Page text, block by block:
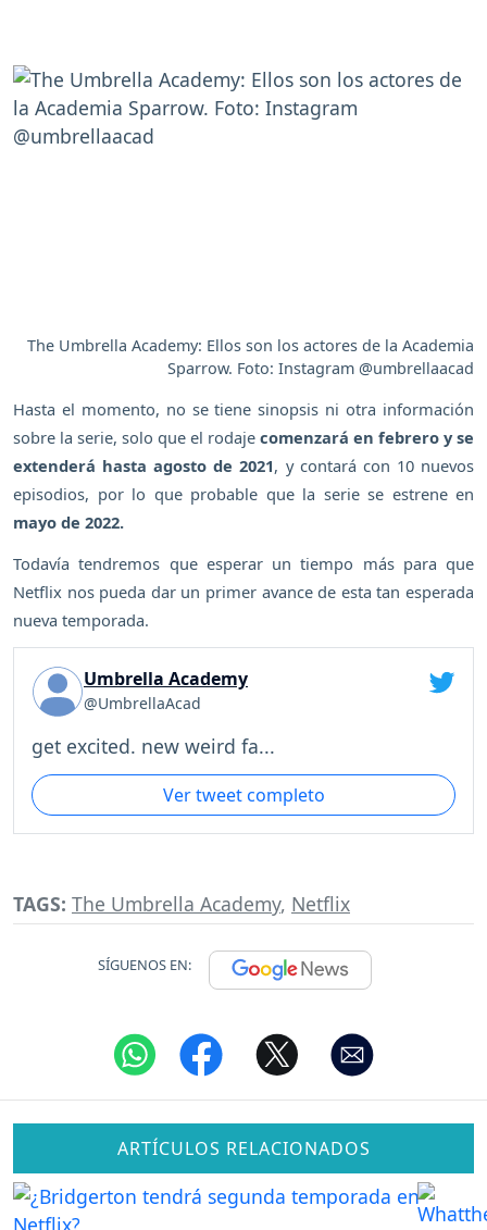
The Umbrella Academy: Ellos son los actores de la Academia
Sparrow. Foto: Instagram @umbrellaacad
Hasta el momento, no se tiene sinopsis ni otra información
sobre la serie, solo que el rodaje comenzará en febrero y se
extenderá hasta agosto de 2021, y contará con 10 nuevos
episodios, por lo que probable que la serie se estrene en
mayo de 2022.
Todavía tendremos que esperar un tiempo más para que
Netflix nos pueda dar un primer avance de esta tan esperada
nueva temporada.
Umbrella Academy
@UmbrellaAcad
get excited. new weird fa...
Ver tweet completo
TAGS: The Umbrella Academy, Netflix
SÍGUENOS EN:
ARTÍCULOS RELACIONADOS